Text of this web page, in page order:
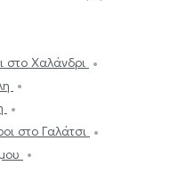
στο Χαλάνδρι
στο Γαλάτσι